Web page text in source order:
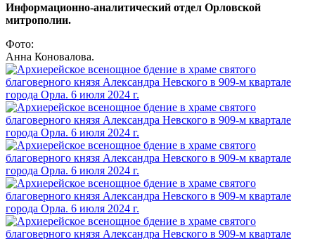
Информационно-аналитический отдел Орловской
митрополии.
Фото:
Анна Коновалова.